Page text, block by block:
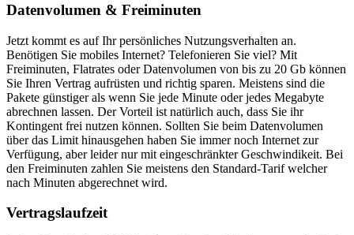
Datenvolumen & Freiminuten
Jetzt kommt es auf Ihr persönliches Nutzungsverhalten an.
Benötigen Sie mobiles Internet? Telefonieren Sie viel? Mit
Freiminuten, Flatrates oder Datenvolumen von bis zu 20 Gb können
Sie Ihren Vertrag aufrüsten und richtig sparen. Meistens sind die
Pakete günstiger als wenn Sie jede Minute oder jedes Megabyte
abrechnen lassen. Der Vorteil ist natürlich auch, dass Sie ihr
Kontingent frei nutzen können. Sollten Sie beim Datenvolumen
über das Limit hinausgehen haben Sie immer noch Internet zur
Verfügung, aber leider nur mit eingeschränkter Geschwindikeit. Bei
den Freiminuten zahlen Sie meistens den Standard-Tarif welcher
nach Minuten abgerechnet wird.
Vertragslaufzeit